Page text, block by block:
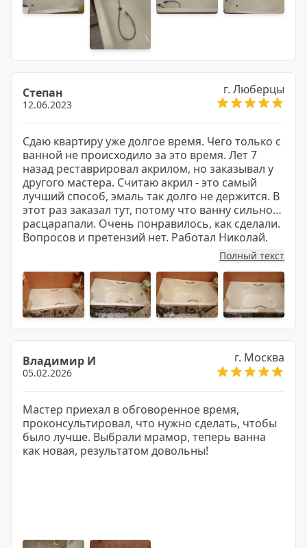
Степан
12.06.2023
г. Люберцы
Сдаю квартиру уже долгое время. Чего только с
ванной не происходило за это время. Лет 7
назад реставрировал акрилом, но заказывал у
другого мастера. Считаю акрил - это самый
лучший способ, эмаль так долго не держится. В
этот раз заказал тут, потому что ванну сильно
расцарапали. Очень понравилось, как сделали.
Вопросов и претензий нет. Работал Николай.
Полный текст
Владимир И
05.02.2026
г. Москва
Мастер приехал в обговоренное время,
проконсультировал, что нужно сделать, чтобы
было лучше. Выбрали мрамор, теперь ванна
как новая, результатом довольны!